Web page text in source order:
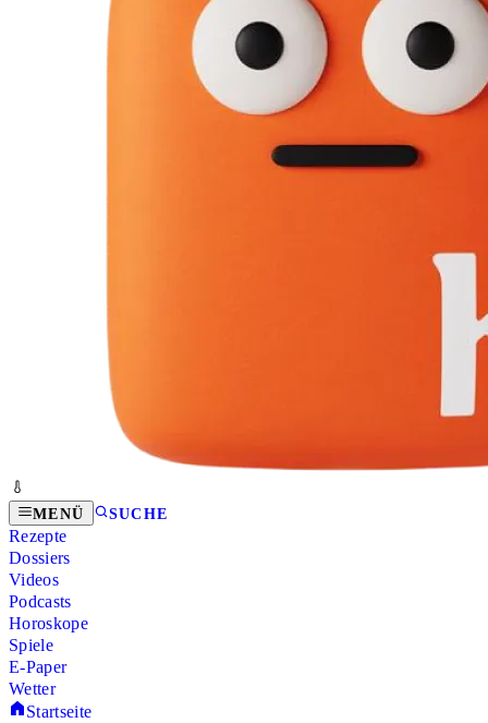
MENÜ SUCHE
Rezepte
Dossiers
Videos
Podcasts
Horoskope
Spiele
E-Paper
Wetter
Startseite